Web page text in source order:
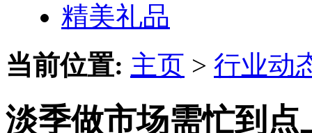
精美礼品
当前位置: 主页 > 行业动
淡季做市场需忙到